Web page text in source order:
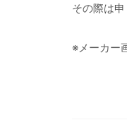
その際は
※メーカー